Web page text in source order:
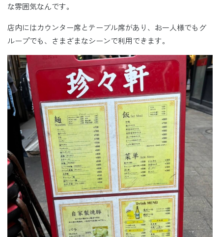
な雰囲気なんです。
店内にはカウンター席とテーブル席があり、お一人様でもグ
ループでも、さまざまなシーンで利用できます。